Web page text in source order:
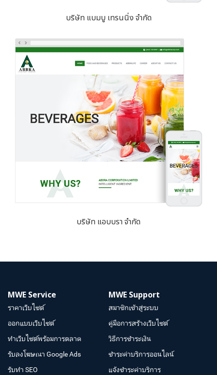
บริษัท แบมบู เทรนนิ่ง จำกัด
บริษัท แอบบรา จำกัด
MWE Service
ราคาเว็บไซต์
ออกแบบเว็บไซต์
ทำเว็บไซต์พร้อมการตลาด
รับลงโฆษณา Google Ads
รับทำ SEO
MWE Support
สมาชิกเข้าสู่ระบบ
คู่มือการสร้างเว็บไซต์
วิธีการชำระเงิน
ชำระค่าบริการออนไลน์
แจ้งชำระค่าบริการ